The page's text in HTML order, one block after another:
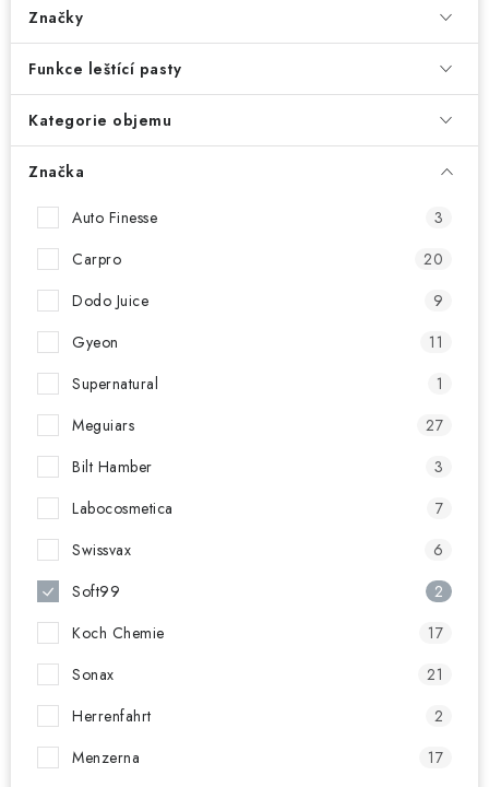
ČLÁNKY
NAŠE SLUŽBY
KONTAKTY
PRODÁVANÉ ZNAČKY
BYDLENÍ
Věrnostní program
Podmínky ochrany osobních údajů
Značky
Funkce leštící pasty
Kategorie objemu
Značka
Auto Finesse
3
Carpro
20
Dodo Juice
9
Gyeon
11
Supernatural
1
Meguiars
27
Bilt Hamber
3
Labocosmetica
7
Swissvax
6
Soft99
2
Koch Chemie
17
Sonax
21
Herrenfahrt
2
Menzerna
17